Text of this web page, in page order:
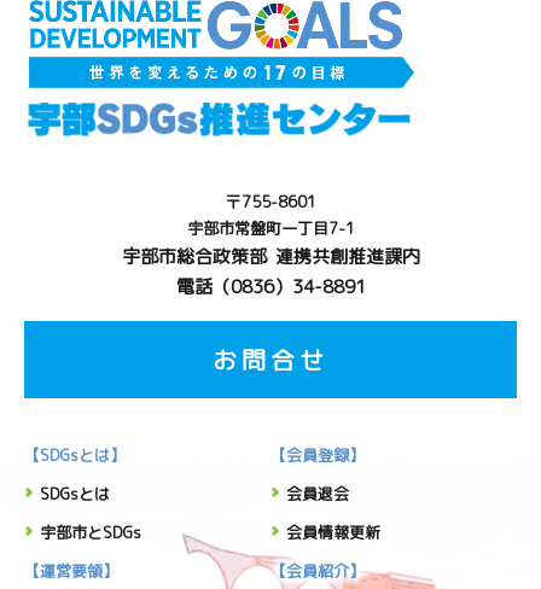
〒755-8601
宇部市常盤町一丁目7-1
宇部市総合政策部 連携共創推進課内
電話（0836）34-8891
お問合せ
【SDGsとは】
SDGsとは
宇部市とSDGs
【運営要領】
【会員登録】
会員退会
会員情報更新
【会員紹介】